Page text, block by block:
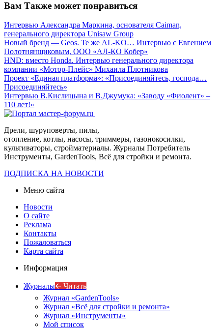
Вам Также может понравиться
Интервью Александра Маркина, основателя Caiman,
генерального директора Unisaw Group
Новый бренд — Geos. Те же AL-KO… Интервью c Евгением
Полотнянщиковым, ООО «АЛ-КО Кобер»
HND: вместо Honda. Интервью генерального директора
компании «Мотор-Плейс» Михаила Плотникова
Проект «Единая платформа»: «Присоединяйтесь, господа…
Присоединяйтесь»
Интервью В.Кислицына и В.Джумука: «Заводу «Фиолент» –
110 лет!»
Дрели, шуруповерты, пилы,
отопление, котлы, насосы, триммеры, газонокосилки,
культиваторы, стройматериалы. Журналы Потребитель
Инструменты, GardenTools, Всё для стройки и ремонта.
ПОДПИСКА НА НОВОСТИ
Меню сайта
Новости
О сайте
Реклама
Контакты
Пожаловаться
Карта сайта
Информация
Журналы🡨 Читать
Журнал «GardenTools»
Журнал «Всё для стройки и ремонта»
Журнал «Инструменты»
Мой список